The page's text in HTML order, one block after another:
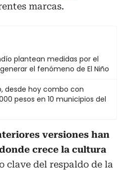
marcas.
plantean medidas por el
el fenómeno de El Niño
desde hoy combo con
pesos en 10 municipios del
versiones han
crece la cultura
clave del respaldo de la